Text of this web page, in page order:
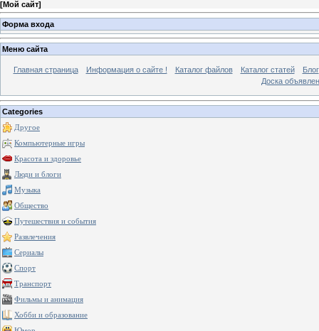
[Мой сайт]
Форма входа
Меню сайта
Главная страница Информация о сайте ! Каталог файлов Каталог статей
Блог
Доска
Categories
Другое
Компьютерные игры
Красота и здоровье
Люди и блоги
Музыка
Общество
Путешествия и события
Развлечения
Сериалы
Спорт
Транспорт
Фильмы и анимация
Хобби и образование